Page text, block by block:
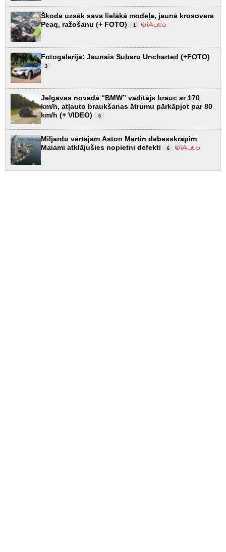
Škoda uzsāk sava lielākā modeļa, jaunā krosovera
Peaq, ražošanu (+ FOTO)
1
Fotogalerija: Jaunais Subaru Uncharted (+FOTO)
3
Jelgavas novadā “BMW” vadītājs brauc ar 170
km/h, atļauto braukšanas ātrumu pārkāpjot par 80
km/h (+ VIDEO)
6
Miljardu vērtajam Aston Martin debesskrāpim
Maiami atklājušies nopietni defekti
6